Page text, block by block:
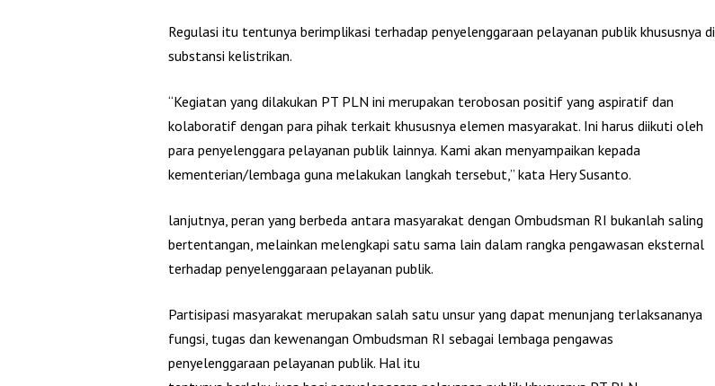
Regulasi itu tentunya berimplikasi terhadap penyelenggaraan pelayanan publik khususnya di
substansi kelistrikan.
“Kegiatan yang dilakukan PT PLN ini merupakan terobosan positif yang aspiratif dan
kolaboratif dengan para pihak terkait khususnya elemen masyarakat. Ini harus diikuti oleh
para penyelenggara pelayanan publik lainnya. Kami akan menyampaikan kepada
kementerian/lembaga guna melakukan langkah tersebut,” kata Hery Susanto.
lanjutnya, peran yang berbeda antara masyarakat dengan Ombudsman RI bukanlah saling
bertentangan, melainkan melengkapi satu sama lain dalam rangka pengawasan eksternal
terhadap penyelenggaraan pelayanan publik.
Partisipasi masyarakat merupakan salah satu unsur yang dapat menunjang terlaksananya
fungsi, tugas dan kewenangan Ombudsman RI sebagai lembaga pengawas
penyelenggaraan pelayanan publik. Hal itu